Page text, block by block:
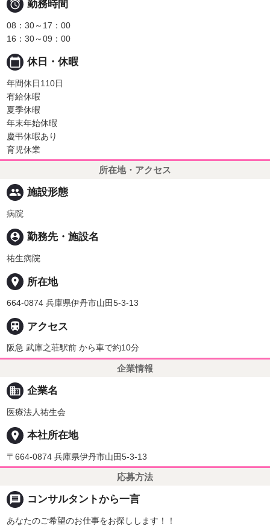
 勤務時間
08：30～17：00
16：30～09：00
calendar_today 休日・休暇
年間休日110日
有給休暇
夏季休暇
年末年始休暇
慶弔休暇あり
育児休業
所在地・アクセス
people 施設形態
病院
person_pin 勤務先・施設名
祐生病院
place 所在地
664-0874 兵庫県伊丹市山田5-3-13
 アクセス
阪急 武庫之荘駅前 から車で約10分
企業情報
business 企業名
医療法人祐生会
place 本社所在地
〒664-0874 兵庫県伊丹市山田5-3-13
応募方法
message コンサルタントから一言
あなたのご希望のお仕事をお探しします！！